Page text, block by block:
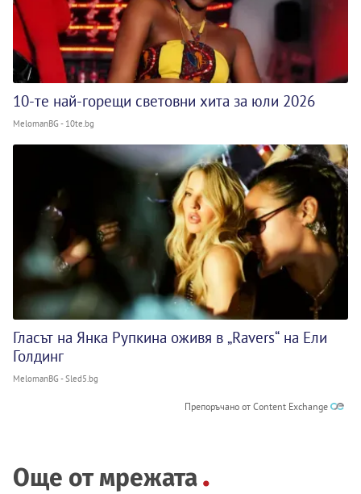
10-те най-горещи световни хита за юли 2026
MelomanBG - 10te.bg
Гласът на Янка Рупкина оживя в „Ravers“ на Ели
Голдинг
MelomanBG - Sled5.bg
Препоръчано от Content Exchange
Още от мрежата